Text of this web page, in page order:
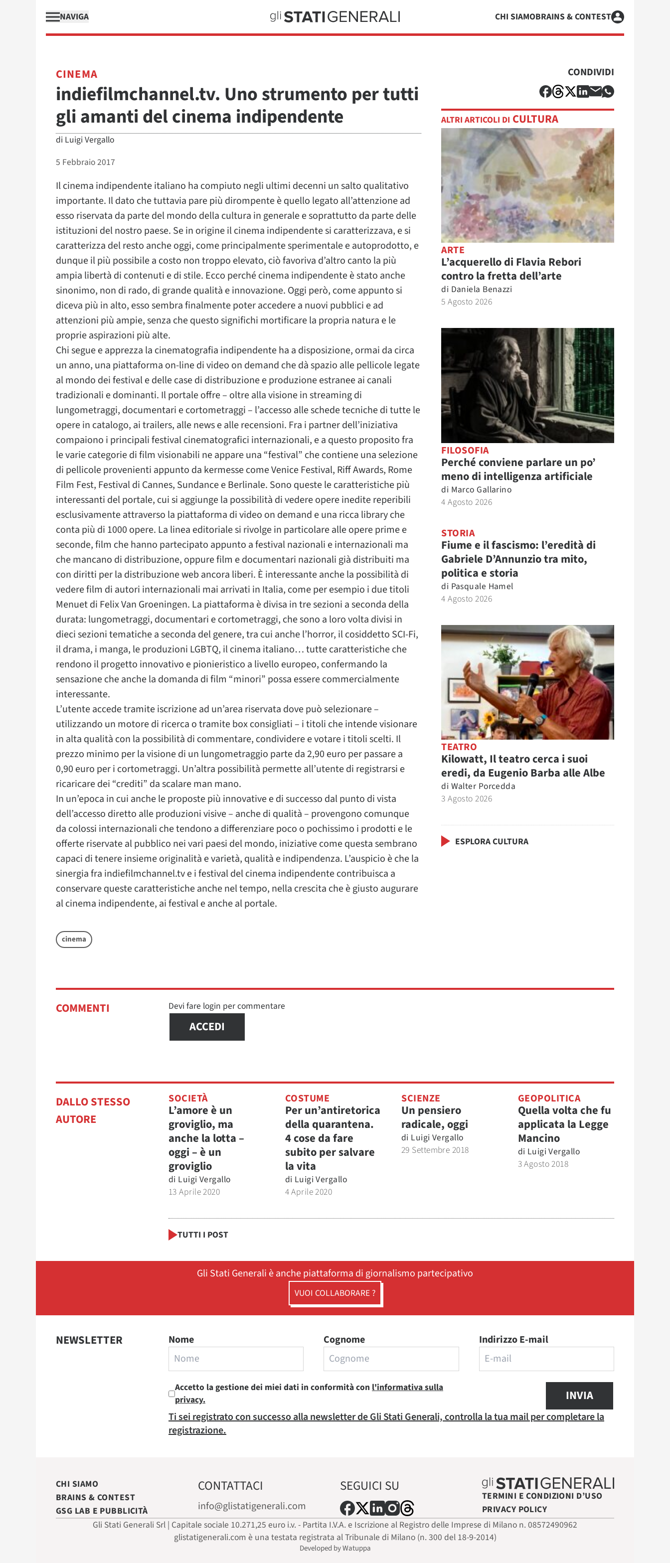
NAVIGA CHI SIAMOBRAINS & CONTEST
CINEMA
indiefilmchannel.tv. Uno strumento per tutti
gli amanti del cinema indipendente
di Luigi Vergallo
5 Febbraio 2017
Il cinema indipendente italiano ha compiuto negli ultimi decenni un salto qualitativo
importante. Il dato che tuttavia pare più dirompente è quello legato all’attenzione ad
esso riservata da parte del mondo della cultura in generale e soprattutto da parte delle
istituzioni del nostro paese. Se in origine il cinema indipendente si caratterizzava, e si
caratterizza del resto anche oggi, come principalmente sperimentale e autoprodotto, e
dunque il più possibile a costo non troppo elevato, ciò favoriva d’altro canto la più
ampia libertà di contenuti e di stile. Ecco perché cinema indipendente è stato anche
sinonimo, non di rado, di grande qualità e innovazione. Oggi però, come appunto si
diceva più in alto, esso sembra finalmente poter accedere a nuovi pubblici e ad
attenzioni più ampie, senza che questo significhi mortificare la propria natura e le
proprie aspirazioni più alte.
Chi segue e apprezza la cinematografia indipendente ha a disposizione, ormai da circa
un anno, una piattaforma on-line di video on demand che dà spazio alle pellicole legate
al mondo dei festival e delle case di distribuzione e produzione estranee ai canali
tradizionali e dominanti. Il portale offre – oltre alla visione in streaming di
lungometraggi, documentari e cortometraggi – l’accesso alle schede tecniche di tutte le
opere in catalogo, ai trailers, alle news e alle recensioni. Fra i partner dell’iniziativa
compaiono i principali festival cinematografici internazionali, e a questo proposito fra
le varie categorie di film visionabili ne appare una “festival” che contiene una selezione
di pellicole provenienti appunto da kermesse come Venice Festival, Riff Awards, Rome
Film Fest, Festival di Cannes, Sundance e Berlinale. Sono queste le caratteristiche più
interessanti del portale, cui si aggiunge la possibilità di vedere opere inedite reperibili
esclusivamente attraverso la piattaforma di video on demand e una ricca library che
conta più di 1000 opere. La linea editoriale si rivolge in particolare alle opere prime e
seconde, film che hanno partecipato appunto a festival nazionali e internazionali ma
che mancano di distribuzione, oppure film e documentari nazionali già distribuiti ma
con diritti per la distribuzione web ancora liberi. È interessante anche la possibilità di
vedere film di autori internazionali mai arrivati in Italia, come per esempio i due titoli
Menuet di Felix Van Groeningen. La piattaforma è divisa in tre sezioni a seconda della
durata: lungometraggi, documentari e cortometraggi, che sono a loro volta divisi in
dieci sezioni tematiche a seconda del genere, tra cui anche l’horror, il cosiddetto SCI-Fi,
il drama, i manga, le produzioni LGBTQ, il cinema italiano… tutte caratteristiche che
rendono il progetto innovativo e pionieristico a livello europeo, confermando la
sensazione che anche la domanda di film “minori” possa essere commercialmente
interessante.
L’utente accede tramite iscrizione ad un’area riservata dove può selezionare –
utilizzando un motore di ricerca o tramite box consigliati – i titoli che intende visionare
in alta qualità con la possibilità di commentare, condividere e votare i titoli scelti. Il
prezzo minimo per la visione di un lungometraggio parte da 2,90 euro per passare a
0,90 euro per i cortometraggi. Un’altra possibilità permette all’utente di registrarsi e
ricaricare dei “crediti” da scalare man mano.
In un’epoca in cui anche le proposte più innovative e di successo dal punto di vista
dell’accesso diretto alle produzioni visive – anche di qualità – provengono comunque
da colossi internazionali che tendono a differenziare poco o pochissimo i prodotti e le
offerte riservate al pubblico nei vari paesi del mondo, iniziative come questa sembrano
capaci di tenere insieme originalità e varietà, qualità e indipendenza. L’auspicio è che la
sinergia fra indiefilmchannel.tv e i festival del cinema indipendente contribuisca a
conservare queste caratteristiche anche nel tempo, nella crescita che è giusto augurare
al cinema indipendente, ai festival e anche al portale.
cinema
CONDIVIDI
ALTRI ARTICOLI DI CULTURA
ARTE
L’acquerello di Flavia Rebori
contro la fretta dell’arte
di Daniela Benazzi
5 Agosto 2026
FILOSOFIA
Perché conviene parlare un po’
meno di intelligenza artificiale
di Marco Gallarino
4 Agosto 2026
STORIA
Fiume e il fascismo: l’eredità di
Gabriele D’Annunzio tra mito,
politica e storia
di Pasquale Hamel
4 Agosto 2026
TEATRO
Kilowatt, Il teatro cerca i suoi
eredi, da Eugenio Barba alle Albe
di Walter Porcedda
3 Agosto 2026
ESPLORA CULTURA
COMMENTI Devi fare login per commentare
ACCEDI
DALLO STESSO
AUTORE
SOCIETÀ
L’amore è un
groviglio, ma
anche la lotta –
oggi – è un
groviglio
di Luigi Vergallo
13 Aprile 2020
COSTUME
Per un’antiretorica
della quarantena.
4 cose da fare
subito per salvare
la vita
di Luigi Vergallo
4 Aprile 2020
SCIENZE
Un pensiero
radicale, oggi
di Luigi Vergallo
29 Settembre 2018
GEOPOLITICA
Quella volta che fu
applicata la Legge
Mancino
di Luigi Vergallo
3 Agosto 2018
TUTTI I POST
Gli Stati Generali è anche piattaforma di giornalismo partecipativo
VUOI COLLABORARE ?
NEWSLETTER Nome Cognome Indirizzo E-mail
Accetto la gestione dei miei dati in conformità con l'informativa sulla
privacy.
INVIA
Ti sei registrato con successo alla newsletter de Gli Stati Generali, controlla la tua mail per completare la
registrazione.
CHI SIAMO
BRAINS & CONTEST
GSG LAB E PUBBLICITÀ
CONTATTACI
info@glistatigenerali.com
SEGUICI SU
TERMINI E CONDIZIONI D’USO
PRIVACY POLICY
Gli Stati Generali Srl | Capitale sociale 10.271,25 euro i.v. - Partita I.V.A. e Iscrizione al Registro delle Imprese di Milano n. 08572490962
glistatigenerali.com è una testata registrata al Tribunale di Milano (n. 300 del 18-9-2014)
Developed by Watuppa